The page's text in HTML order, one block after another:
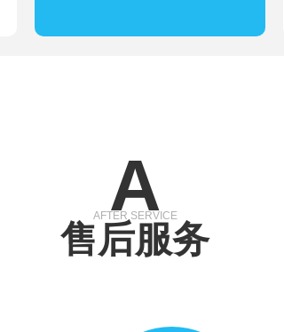
A
AFTER SERVICE
售后服务